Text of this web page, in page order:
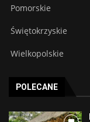
Pomorskie
Świętokrzyskie
Wielkopolskie
POLECANE